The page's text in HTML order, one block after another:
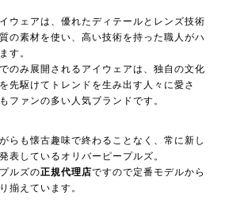
ウェアは、優れたディテールとレンズ技術
の素材を使い、高い技術を持った職人がハ
す。
のみ展開されるアイウェアは、独自の文化
先駆けてトレンドを生み出す人々に愛さ
ファンの多い人気ブランドです。
らも懐古趣味で終わることなく、常に新し
表しているオリバーピープルズ。
ルズの正規代理店ですので定番モデルから
揃えています。